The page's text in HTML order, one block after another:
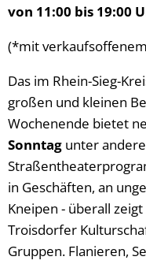
von 11:00 bis 19:00
(*mit
Das im Rhein-Sieg-
großen und kleinen
Wochenende bietet
Sonntag unter
in Geschäften, an
Kneipen - überall
Troisdorfer
Gruppen. Flanieren,